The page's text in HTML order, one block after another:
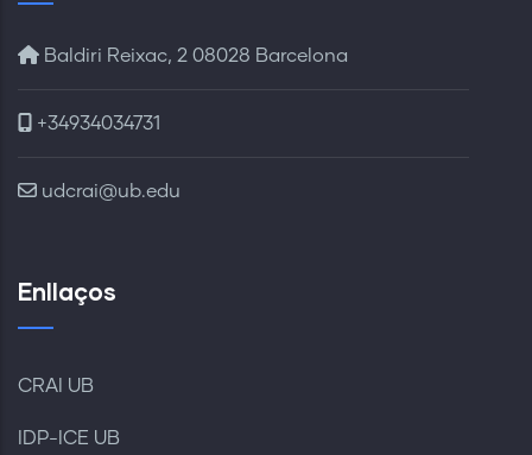
Baldiri Reixac, 2 08028 Barcelona
+34934034731
udcrai@ub.edu
Enllaços
CRAI UB
IDP-ICE UB